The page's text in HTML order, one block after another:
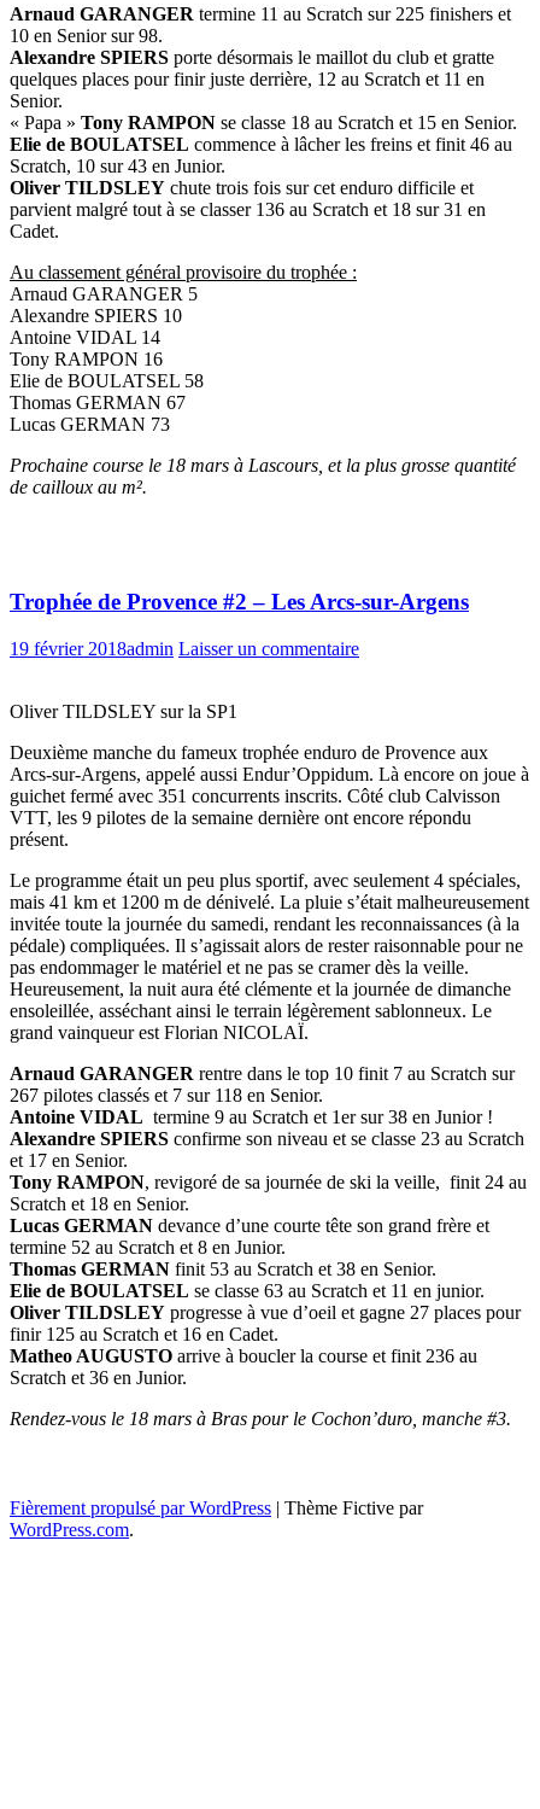
Arnaud GARANGER termine 11 au Scratch sur 225 finishers et
10 en Senior sur 98.
Alexandre SPIERS porte désormais le maillot du club et gratte
quelques places pour finir juste derrière, 12 au Scratch et 11 en
Senior.
« Papa » Tony RAMPON se classe 18 au Scratch et 15 en Senior.
Elie de BOULATSEL commence à lâcher les freins et finit 46 au
Scratch, 10 sur 43 en Junior.
Oliver TILDSLEY chute trois fois sur cet enduro difficile et
parvient malgré tout à se classer 136 au Scratch et 18 sur 31 en
Cadet.
Au classement général provisoire du trophée :
Arnaud GARANGER 5
Alexandre SPIERS 10
Antoine VIDAL 14
Tony RAMPON 16
Elie de BOULATSEL 58
Thomas GERMAN 67
Lucas GERMAN 73
Prochaine course le 18 mars à Lascours, et la plus grosse quantité
de cailloux au m².
Trophée de Provence #2 – Les Arcs-sur-Argens
19 février 2018admin Laisser un commentaire
Oliver TILDSLEY sur la SP1
Deuxième manche du fameux trophée enduro de Provence aux
Arcs-sur-Argens, appelé aussi Endur’Oppidum. Là encore on joue à
guichet fermé avec 351 concurrents inscrits. Côté club Calvisson
VTT, les 9 pilotes de la semaine dernière ont encore répondu
présent.
Le programme était un peu plus sportif, avec seulement 4 spéciales,
mais 41 km et 1200 m de dénivelé. La pluie s’était malheureusement
invitée toute la journée du samedi, rendant les reconnaissances (à la
pédale) compliquées. Il s’agissait alors de rester raisonnable pour ne
pas endommager le matériel et ne pas se cramer dès la veille.
Heureusement, la nuit aura été clémente et la journée de dimanche
ensoleillée, asséchant ainsi le terrain légèrement sablonneux. Le
grand vainqueur est Florian NICOLAÏ.
Arnaud GARANGER rentre dans le top 10 finit 7 au Scratch sur
267 pilotes classés et 7 sur 118 en Senior.
Antoine VIDAL termine 9 au Scratch et 1er sur 38 en Junior !
Alexandre SPIERS confirme son niveau et se classe 23 au Scratch
et 17 en Senior.
Tony RAMPON, revigoré de sa journée de ski la veille, finit 24 au
Scratch et 18 en Senior.
Lucas GERMAN devance d’une courte tête son grand frère et
termine 52 au Scratch et 8 en Junior.
Thomas GERMAN finit 53 au Scratch et 38 en Senior.
Elie de BOULATSEL se classe 63 au Scratch et 11 en junior.
Oliver TILDSLEY progresse à vue d’oeil et gagne 27 places pour
finir 125 au Scratch et 16 en Cadet.
Matheo AUGUSTO arrive à boucler la course et finit 236 au
Scratch et 36 en Junior.
Rendez-vous le 18 mars à Bras pour le Cochon’duro, manche #3.
Navigation
des
←
Fièrement propulsé par WordPress | Thème Fictive par
WordPress.com.